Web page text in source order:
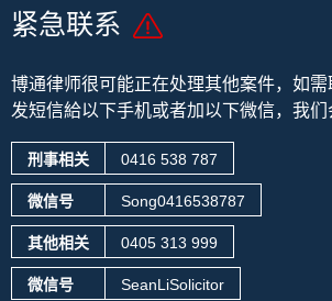
紧急联系
博通律师很可能正在处理其他案件， 如需
发短信給以下手机或者加以下微信，我们
刑事相关 0416 538 787
微信号 Song0416538787
其他相关 0405 313 999
微信号 SeanLiSolicitor